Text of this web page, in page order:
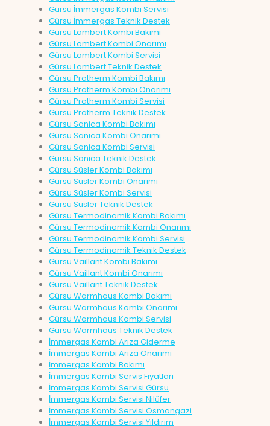
Gürsu İmmergas Kombi Servisi
Gürsu İmmergas Teknik Destek
Gürsu Lambert Kombi Bakımı
Gürsu Lambert Kombi Onarımı
Gürsu Lambert Kombi Servisi
Gürsu Lambert Teknik Destek
Gürsu Protherm Kombi Bakımı
Gürsu Protherm Kombi Onarımı
Gürsu Protherm Kombi Servisi
Gürsu Protherm Teknik Destek
Gürsu Sanica Kombi Bakımı
Gürsu Sanica Kombi Onarımı
Gürsu Sanica Kombi Servisi
Gürsu Sanica Teknik Destek
Gürsu Süsler Kombi Bakımı
Gürsu Süsler Kombi Onarımı
Gürsu Süsler Kombi Servisi
Gürsu Süsler Teknik Destek
Gürsu Termodinamik Kombi Bakımı
Gürsu Termodinamik Kombi Onarımı
Gürsu Termodinamik Kombi Servisi
Gürsu Termodinamik Teknik Destek
Gürsu Vaillant Kombi Bakımı
Gürsu Vaillant Kombi Onarımı
Gürsu Vaillant Teknik Destek
Gürsu Warmhaus Kombi Bakımı
Gürsu Warmhaus Kombi Onarımı
Gürsu Warmhaus Kombi Servisi
Gürsu Warmhaus Teknik Destek
İmmergas Kombi Arıza Giderme
İmmergas Kombi Arıza Onarımı
İmmergas Kombi Bakımı
İmmergas Kombi Servis Fiyatları
İmmergas Kombi Servisi Gürsu
İmmergas Kombi Servisi Nilüfer
İmmergas Kombi Servisi Osmangazi
İmmergas Kombi Servisi Yıldırım